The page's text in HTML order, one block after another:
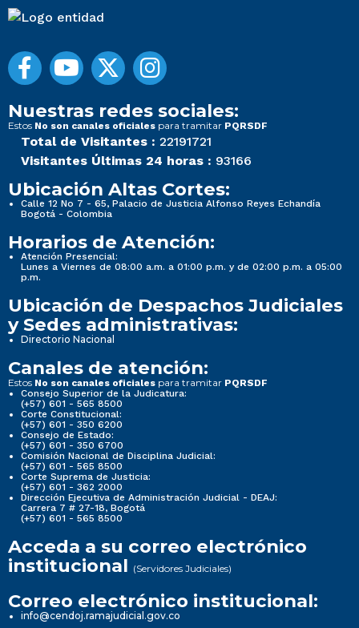
Nuestras redes sociales:
Estos No son canales oficiales para tramitar PQRSDF
Total de Visitantes : 22191721
Visitantes Últimas 24 horas : 93166
Ubicación Altas Cortes:
Calle 12 No 7 - 65, Palacio de Justicia Alfonso Reyes Echandía
Bogotá - Colombia
Horarios de Atención:
Atención Presencial:
Lunes a Viernes de 08:00 a.m. a 01:00 p.m. y de 02:00 p.m. a 05:00
p.m.
Ubicación de Despachos Judiciales
y Sedes administrativas:
Directorio Nacional
Canales de atención:
Estos No son canales oficiales para tramitar PQRSDF
Consejo Superior de la Judicatura:
(+57) 601 - 565 8500
Corte Constitucional:
(+57) 601 - 350 6200
Consejo de Estado:
(+57) 601 - 350 6700
Comisión Nacional de Disciplina Judicial:
(+57) 601 - 565 8500
Corte Suprema de Justicia:
(+57) 601 - 362 2000
Dirección Ejecutiva de Administración Judicial - DEAJ:
Carrera 7 # 27-18, Bogotá
(+57) 601 - 565 8500
Acceda a su correo electrónico
institucional (Servidores Judiciales)
Correo electrónico institucional:
info@cendoj.ramajudicial.gov.co